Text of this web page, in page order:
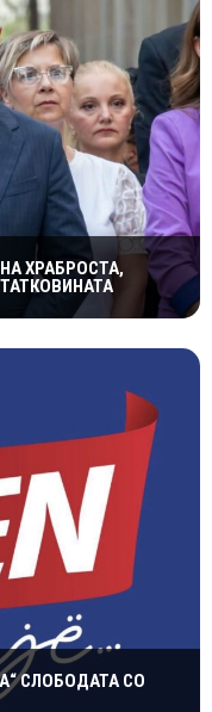
ХРАБРОСТА,
СЛОБОДАТА СО